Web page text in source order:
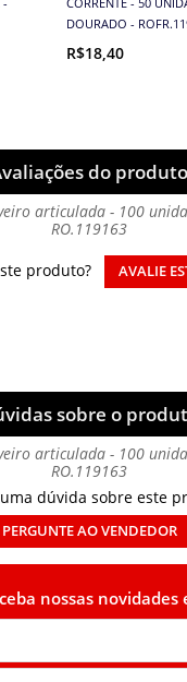
DOURADO -
R$18,40
do produto
articulada - 100
RO.119163
produto?
AVALIE
sobre o
articulada - 100
RO.119163
dúvida sobre este
PERGUNTE AO VENDEDOR
nossas novidades